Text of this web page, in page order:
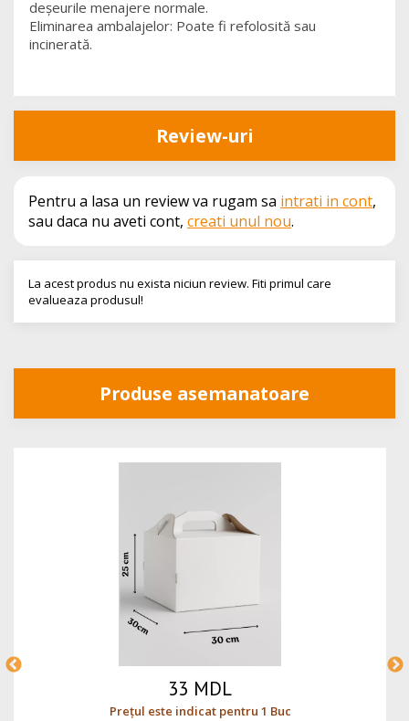
deșeurile menajere normale.
Eliminarea ambalajelor: Poate fi refolosită sau
incinerată.
Review-uri
Pentru a lasa un review va rugam sa intrati in cont,
sau daca nu aveti cont, creati unul nou.
La acest produs nu exista niciun review. Fiti primul care
evalueaza produsul!
Produse asemanatoare
33 MDL
Prețul este indicat pentru 1 Buc